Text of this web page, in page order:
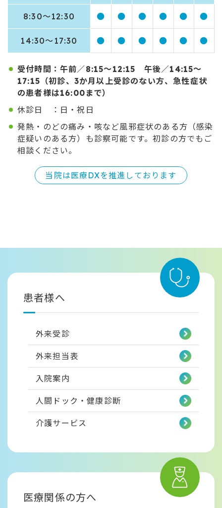
8:30〜12:30 ● ● ● ● ● ●
14:30〜17:30 ● ● ● ● ● ●
受付時間：午前／8:15～12:15 午後／14:15～
17:15（初診、3か月以上受診のない方、急性症状
の患者様は16:00まで）
休診日 ：日・祝日
発熱・のどの痛み・咳など風邪症状のある方（感染
症疑いのある方）も診察可能です。初診の方でもご
相談ください。
当院は医療DXを推進しております
患者様へ
外来受診
外来担当表
入院案内
人間ドック・健康診断
介護サービス
医療関係の方へ